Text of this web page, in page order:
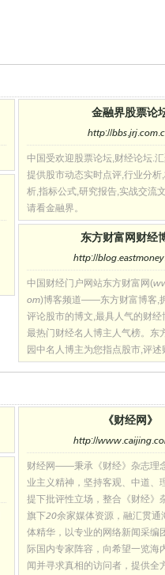
金融界股票论
http://
中国受欢迎股票论坛,财经论坛.
提供股市动态实时点评,行业分析
析,指标公式,研究报告,实战交流
请看金融界。
东方财富网财经
http://
中国财经门户网站东方财富网
om)博客频道——东方财富博客,
评论股市的博文,最具人气的财
最热门财经名人博主人气榜。东
园中名人博主为您指点股市,评述
《财经网》
http://
财经网——秉承《财经》杂志理
业主义精神，坚持客观、中道、
提下批评性立场，整合《财经》
旗下20余家媒体资源，融汇贯通
体精华，以专业的网络新闻采编
际国内专家阵容，向希望一览海
闻并寻求真相的访问者，提供全